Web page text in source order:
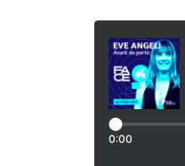
0:00